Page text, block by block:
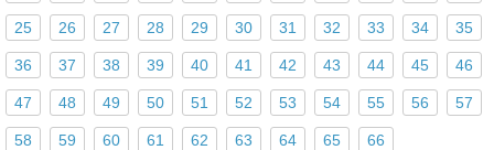
25 26 27 28 29 30 31 32 33 34 35
36 37 38 39 40 41 42 43 44 45 46
47 48 49 50 51 52 53 54 55 56 57
58 59 60 61 62 63 64 65 66